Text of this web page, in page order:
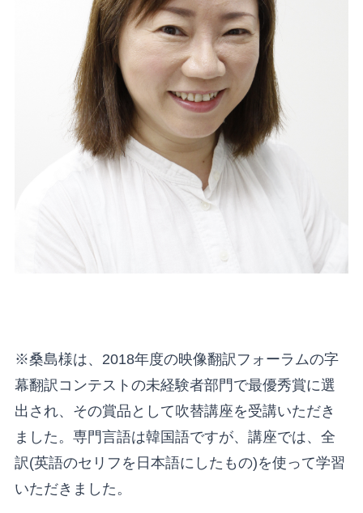
※桑島様は、2018年度の映像翻訳フォーラムの字
幕翻訳コンテストの未経験者部門で最優秀賞に選
出され、その賞品として吹替講座を受講いただき
ました。専門言語は韓国語ですが、講座では、全
訳(英語のセリフを日本語にしたもの)を使って学習
いただきました。